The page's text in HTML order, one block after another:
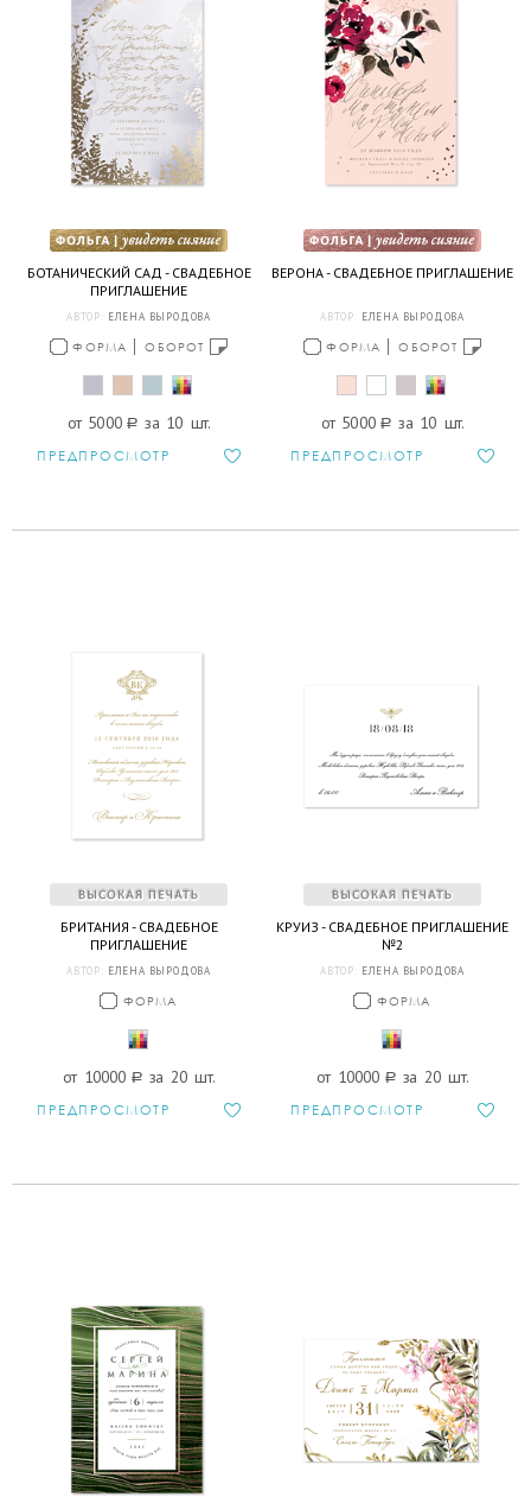
БОТАНИЧЕСКИЙ САД - СВАДЕБНОЕ
ПРИГЛАШЕНИЕ
АВТОР: ЕЛЕНА ВЫРОДОВА
ФОРМА ОБОРОТ
от 5000 a за 10 шт.
ПРЕДПРОСМОТР
ВЕРОНА - СВАДЕБНОЕ ПРИГЛАШЕНИЕ
АВТОР: ЕЛЕНА ВЫРОДОВА
ФОРМА ОБОРОТ
от 5000 a за 10 шт.
ПРЕДПРОСМОТР
БРИТАНИЯ - СВАДЕБНОЕ
ПРИГЛАШЕНИЕ
АВТОР: ЕЛЕНА ВЫРОДОВА
ФОРМА
от 10000 aза 20 шт.
ПРЕДПРОСМОТР
КРУИЗ - СВАДЕБНОЕ ПРИГЛАШЕНИЕ
№2
АВТОР: ЕЛЕНА ВЫРОДОВА
ФОРМА
от 10000 aза 20 шт.
ПРЕДПРОСМОТР